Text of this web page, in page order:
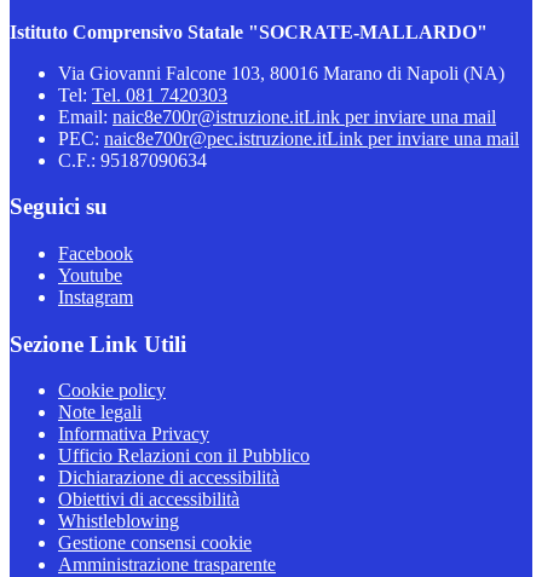
Istituto Comprensivo Statale "SOCRATE-MALLARDO"
Via Giovanni Falcone 103, 80016 Marano di Napoli (NA)
Tel: Tel. 081 7420303
Email: naic8e700r@istruzione.itLink per inviare una mail
PEC: naic8e700r@pec.istruzione.itLink per inviare una mail
C.F.: 95187090634
Seguici su
Facebook
Youtube
Instagram
Sezione Link Utili
Cookie policy
Note legali
Informativa Privacy
Ufficio Relazioni con il Pubblico
Dichiarazione di accessibilità
Obiettivi di accessibilità
Whistleblowing
Gestione consensi cookie
Amministrazione trasparente